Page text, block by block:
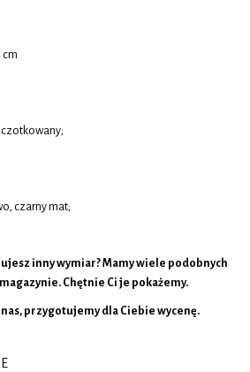
cm
czarny mat;
inny wymiar? Mamy wiele podobnych
Chętnie Ci je pokażemy.
przygotujemy dla Ciebie wycenę.